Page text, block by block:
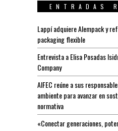
ENTRADAS
Lappí adquiere Alempack y
packaging flexible
Entrevista a Elisa Posadas
Company
AIFEC reúne a sus
ambiente para avanzar en
normativa
«Conectar generaciones,